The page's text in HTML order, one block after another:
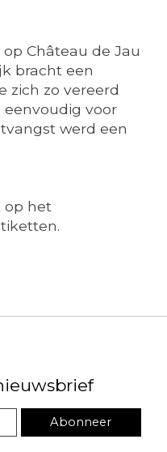
Château de Jau
bracht een
zich zo vereerd
voor
werd een
op het
Abonneer